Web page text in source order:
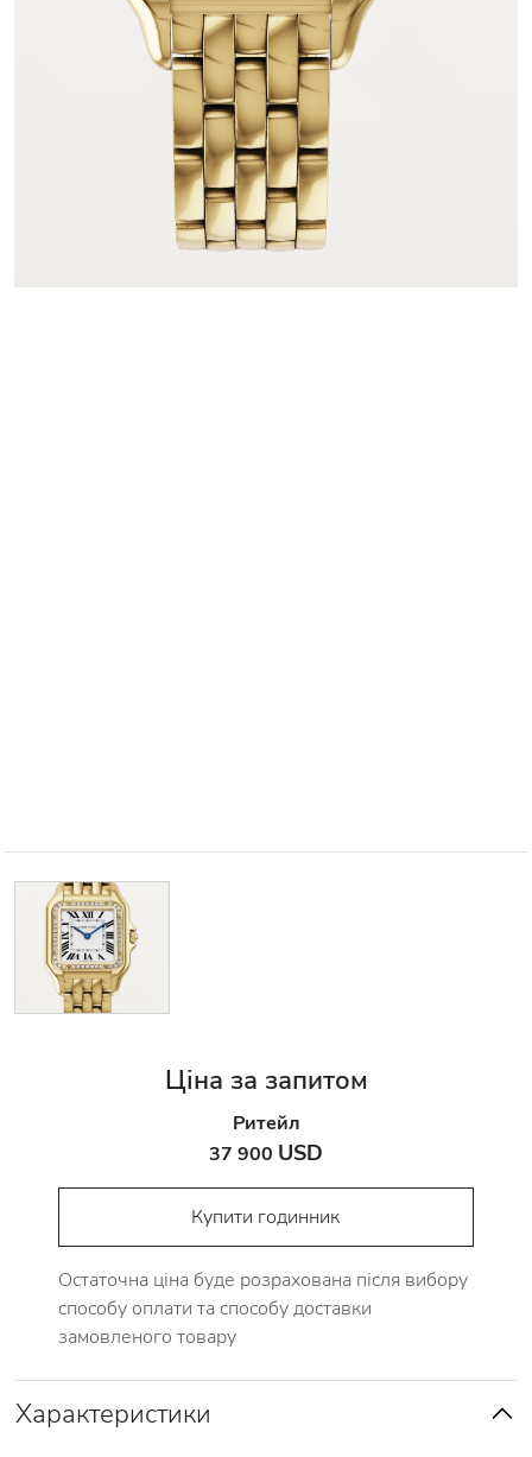
Ціна за запитом
Ритейл
37 900 USD
Купити годинник
Остаточна ціна буде розрахована після вибору
способу оплати та способу доставки
замовленого товару
Характеристики